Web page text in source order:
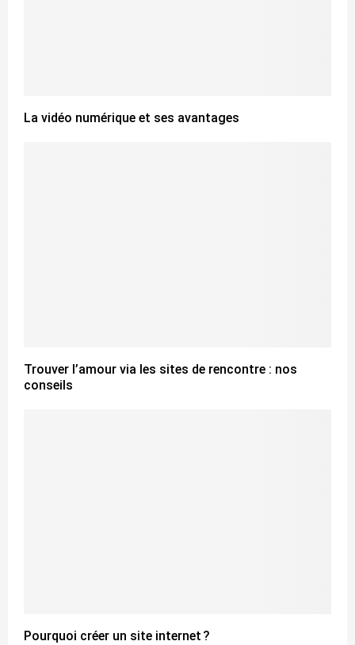
La vidéo numérique et ses avantages
Trouver l’amour via les sites de rencontre : nos
conseils
Pourquoi créer un site internet ?